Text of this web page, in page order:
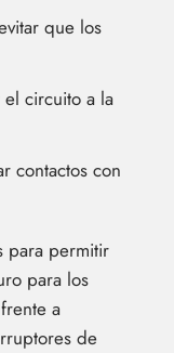
que los
el circuito a la
contactos con
para permitir
para los
a
de